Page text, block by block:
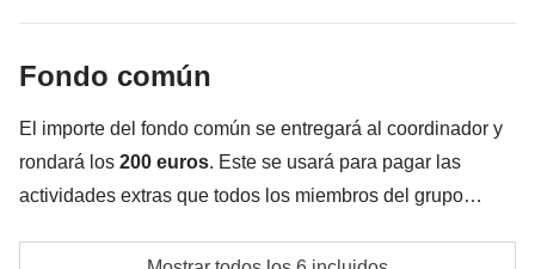
meter en la mochila
Todo lo que no se menciona en la sección "Qué
incluye"
Fondo común
El importe del fondo común se entregará al coordinador y
rondará los 200 euros. Este se usará para pagar las
actividades extras que todos los miembros del grupo
viaje. Por eso, el importe podrá variar y podría ser
Excursión opcional a Nusa Penida el día 4